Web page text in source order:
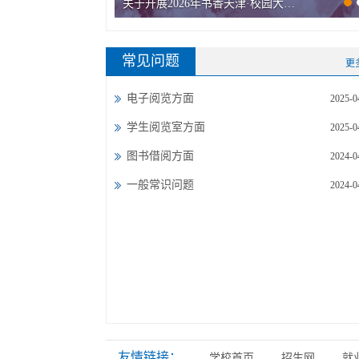
关于开展2026年书香天津·校园大学生“悦读之星”评选活动的通知
常见问题 更
2025-
电子阅览方面
2025-
学生阅览室方面
2024-
图书借阅方面
2024-
一般常识问题